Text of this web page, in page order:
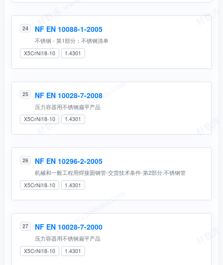
24 NF EN 10088-1-2005
不锈钢 - 第1部分：不锈钢清单
X5CrNi18-10 1.4301
25 NF EN 10028-7-2008
压力容器用不锈钢扁平产品
X5CrNi18-10 1.4301
26 NF EN 10296-2-2005
机械和一般工程用焊接圆钢管-交货技术条件-第2部分:不锈钢管
X5CrNi18-10 1.4301
27 NF EN 10028-7-2000
压力容器用不锈钢扁平产品
X5CrNi18-10 1.4301